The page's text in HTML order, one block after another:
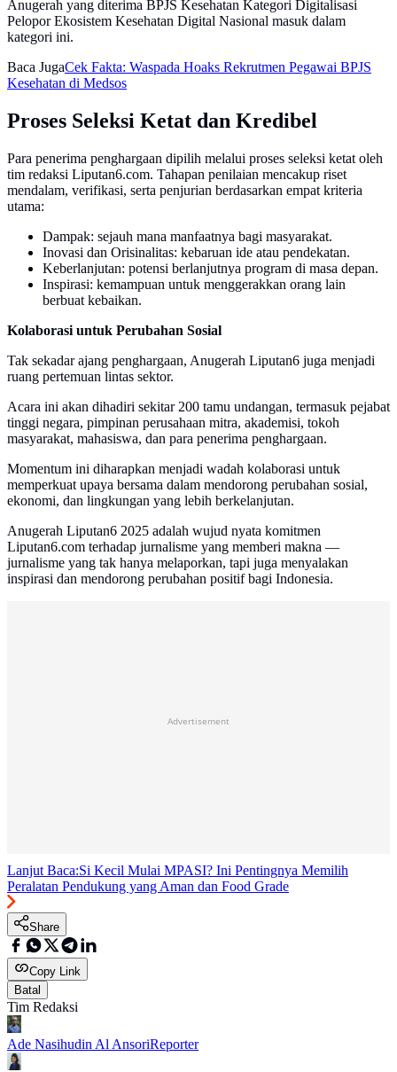
Anugerah yang diterima BPJS Kesehatan Kategori Digitalisasi
Pelopor Ekosistem Kesehatan Digital Nasional masuk dalam
kategori ini.
Baca JugaCek Fakta: Waspada Hoaks Rekrutmen Pegawai BPJS
Kesehatan di Medsos
Proses Seleksi Ketat dan Kredibel
Para penerima penghargaan dipilih melalui proses seleksi ketat oleh
tim redaksi Liputan6.com. Tahapan penilaian mencakup riset
mendalam, verifikasi, serta penjurian berdasarkan empat kriteria
utama:
Dampak: sejauh mana manfaatnya bagi masyarakat.
Inovasi dan Orisinalitas: kebaruan ide atau pendekatan.
Keberlanjutan: potensi berlanjutnya program di masa depan.
Inspirasi: kemampuan untuk menggerakkan orang lain
berbuat kebaikan.
Kolaborasi untuk Perubahan Sosial
Tak sekadar ajang penghargaan, Anugerah Liputan6 juga menjadi
ruang pertemuan lintas sektor.
Acara ini akan dihadiri sekitar 200 tamu undangan, termasuk pejabat
tinggi negara, pimpinan perusahaan mitra, akademisi, tokoh
masyarakat, mahasiswa, dan para penerima penghargaan.
Momentum ini diharapkan menjadi wadah kolaborasi untuk
memperkuat upaya bersama dalam mendorong perubahan sosial,
ekonomi, dan lingkungan yang lebih berkelanjutan.
Anugerah Liputan6 2025 adalah wujud nyata komitmen
Liputan6.com terhadap jurnalisme yang memberi makna —
jurnalisme yang tak hanya melaporkan, tapi juga menyalakan
inspirasi dan mendorong perubahan positif bagi Indonesia.
Advertisement
Lanjut Baca:Si Kecil Mulai MPASI? Ini Pentingnya Memilih
Peralatan Pendukung yang Aman dan Food Grade
Share
Copy Link
Batal
Tim Redaksi
Ade Nasihudin Al AnsoriReporter